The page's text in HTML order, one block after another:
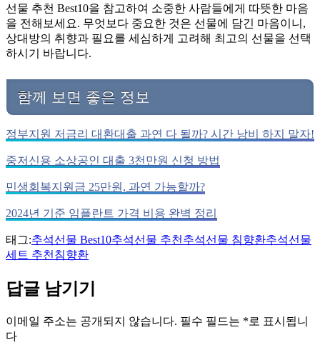
선물 추천 Best10을 참고하여 소중한 사람들에게 따뜻한 마음
을 전해보세요. 무엇보다 중요한 것은 선물에 담긴 마음이니,
상대방의 취향과 필요를 세심하게 고려해 최고의 선물을 선택
하시기 바랍니다.
함께 보면 좋은 정보
정부지원 저금리 대환대출 과연 다 될까? 시간 낭비 하지 말자!
중저신용 소상공인 대출 3천만원 신청 방법
민생회복지원금 25만원, 과연 가능할까?
2024년 기준 임플란트 가격 비용 완벽 정리
태그:추석선물 Best10추석선물 추천 추석선물 침향환추석선물
세트 추천 침향환
답글 남기기
이메일 주소는 공개되지 않습니다. 필수 필드는 *로 표시됩니
다